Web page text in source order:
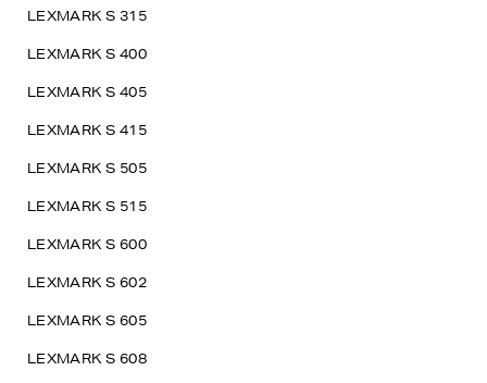
LEXMARK S 315
LEXMARK S 400
LEXMARK S 405
LEXMARK S 415
LEXMARK S 505
LEXMARK S 515
LEXMARK S 600
LEXMARK S 602
LEXMARK S 605
LEXMARK S 608